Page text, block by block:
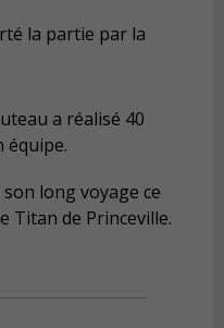
la partie par la
a réalisé 40
équipe.
long voyage ce
Titan de Princeville.